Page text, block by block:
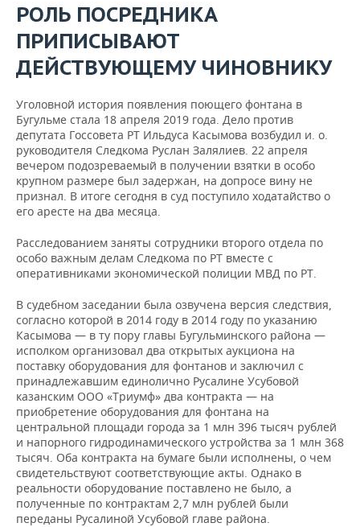
РОЛЬ ПОСРЕДНИКА
ПРИПИСЫВАЮТ
ДЕЙСТВУЮЩЕМУ ЧИНОВНИКУ
Уголовной история появления поющего фонтана в
Бугульме стала 18 апреля 2019 года. Дело против
депутата Госсовета РТ Ильдуса Касымова возбудил и. о.
руководителя Следкома Руслан Залялиев. 22 апреля
вечером подозреваемый в получении взятки в особо
крупном размере был задержан, на допросе вину не
признал. В итоге сегодня в суд поступило ходатайство о
его аресте на два месяца.
Расследованием заняты сотрудники второго отдела по
особо важным делам Следкома по РТ вместе с
оперативниками экономической полиции МВД по РТ.
В судебном заседании была озвучена версия следствия,
согласно которой в 2014 году в 2014 году по указанию
Касымова — в ту пору главы Бугульминского района —
исполком организовал два открытых аукциона на
поставку оборудования для фонтанов и заключил с
принадлежавшим единолично Русалине Усубовой
казанским ООО «Триумф» два контракта — на
приобретение оборудования для фонтана на
центральной площади города за 1 млн 396 тысяч рублей
и напорного гидродинамического устройства за 1 млн 368
тысяч. Оба контракта на бумаге были исполнены, о чем
свидетельствуют соответствующие акты. Однако в
реальности оборудование поставлено не было, а
полученные по контрактам 2,7 млн рублей были
переданы Русалиной Усубовой главе района.